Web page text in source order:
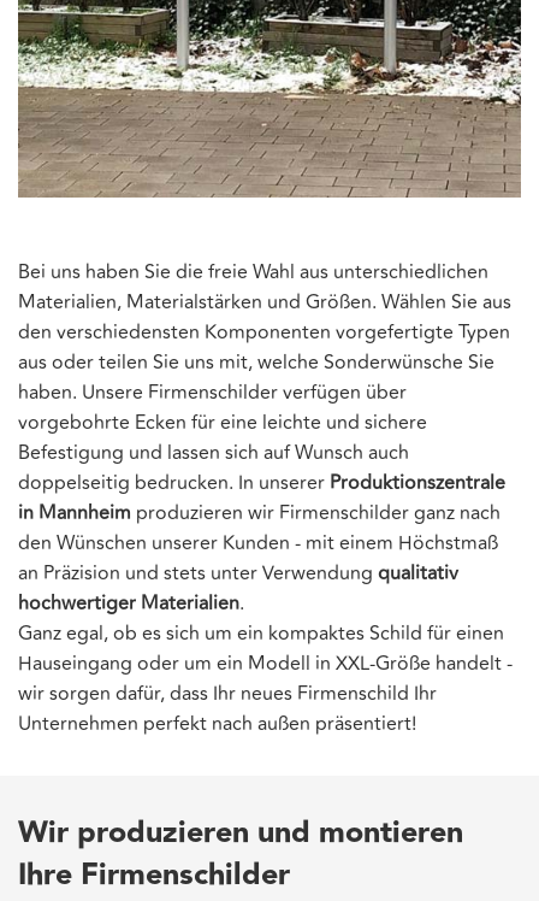
Bei uns haben Sie die freie Wahl aus unterschiedlichen
Materialien, Materialstärken und Größen. Wählen Sie aus
den verschiedensten Komponenten vorgefertigte Typen
aus oder teilen Sie uns mit, welche Sonderwünsche Sie
haben. Unsere Firmenschilder verfügen über
vorgebohrte Ecken für eine leichte und sichere
Befestigung und lassen sich auf Wunsch auch
doppelseitig bedrucken. In unserer Produktionszentrale
in Mannheim produzieren wir Firmenschilder ganz nach
den Wünschen unserer Kunden - mit einem Höchstmaß
an Präzision und stets unter Verwendung qualitativ
hochwertiger Materialien.
Ganz egal, ob es sich um ein kompaktes Schild für einen
Hauseingang oder um ein Modell in XXL-Größe handelt -
wir sorgen dafür, dass Ihr neues Firmenschild Ihr
Unternehmen perfekt nach außen präsentiert!
Wir produzieren und montieren
Ihre Firmenschilder